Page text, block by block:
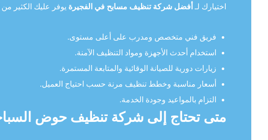
اختيارك لـ أفضل شركة تنظيف مسابح في الفجيرة يوفر عليك الكثير
فريق فني متخصص ومدرب على أعلى مستوى.
استخدام أحدث الأجهزة ومواد التنظيف الآمنة.
زيارات دورية للصيانة الوقائية والمتابعة المستمرة.
أسعار مناسبة وخطط تنظيف مرنة حسب احتياج العميل.
التزام بالمواعيد وجودة الخدمة.
متى تحتاج إلى شركة تنظيف حوض